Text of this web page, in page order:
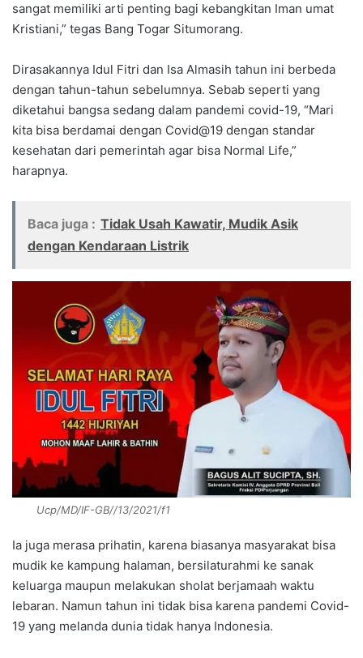
sangat memiliki arti penting bagi kebangkitan Iman umat
Kristiani,” tegas Bang Togar Situmorang.
Dirasakannya Idul Fitri dan Isa Almasih tahun ini berbeda
dengan tahun-tahun sebelumnya. Sebab seperti yang
diketahui bangsa sedang dalam pandemi covid-19, “Mari
kita bisa berdamai dengan Covid@19 dengan standar
kesehatan dari pemerintah agar bisa Normal Life,”
harapnya.
Baca juga : Tidak Usah Kawatir, Mudik Asik
dengan Kendaraan Listrik
Ucp/MD/IF-GB//13/2021/f1
Ia juga merasa prihatin, karena biasanya masyarakat bisa
mudik ke kampung halaman, bersilaturahmi ke sanak
keluarga maupun melakukan sholat berjamaah waktu
lebaran. Namun tahun ini tidak bisa karena pandemi Covid-
19 yang melanda dunia tidak hanya Indonesia.